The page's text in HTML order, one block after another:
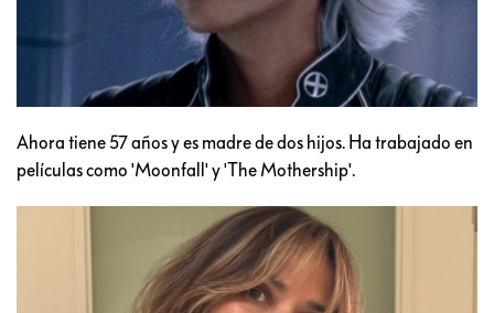
Ahora tiene 57 años y es madre de dos hijos. Ha trabajado en
películas como 'Moonfall' y 'The Mothership'.